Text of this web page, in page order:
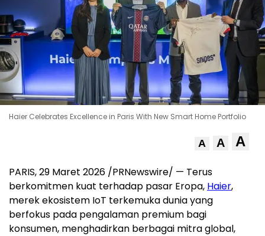
Haier Celebrates Excellence in Paris With New Smart Home Portfolio
A A A
PARIS, 29 Maret 2026 /PRNewswire/ — Terus
berkomitmen kuat terhadap pasar Eropa, Haier,
merek ekosistem IoT terkemuka dunia yang
berfokus pada pengalaman premium bagi
konsumen, menghadirkan berbagai mitra global,